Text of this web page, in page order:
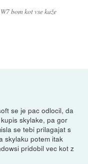
bom kot vse kaže
se je pac odlocil, da
skylake, pa gor
se tebi prilagajat s
skylaku potem itak
pridobil vec kot z